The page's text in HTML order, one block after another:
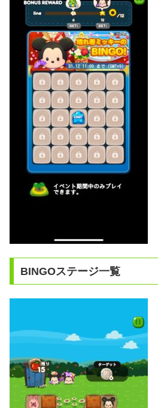
BINGOステージ一覧